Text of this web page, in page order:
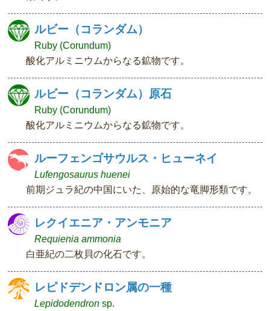
ルビー（コランダム）
Ruby (Corundum)
酸化アルミニウムからなる鉱物です。
ルビー（コランダム）原石
Ruby (Corundum)
酸化アルミニウムからなる鉱物です。
ルーフェンゴサウルス・ヒューネイ
Lufengosaurus huenei
前期ジュラ紀の中国にいた、原始的な竜脚形類です。
レクイエニア・アンモニア
Requienia ammonia
白亜紀の二枚貝の化石です。
レピドデンドロン属の一種
Lepidodendron sp.